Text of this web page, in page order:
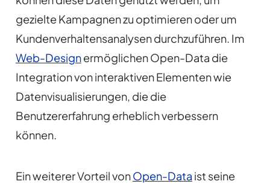
gezielte Kampagnen zu optimieren oder um
Kundenverhaltensanalysen durchzuführen. Im
Web-Designermöglichen Open-Data die
Integration von interaktiven Elementen wie
Datenvisualisierungen, die die
Benutzererfahrung erheblich verbessern
können.
Ein weiterer Vorteil vonOpen-Data ist seine